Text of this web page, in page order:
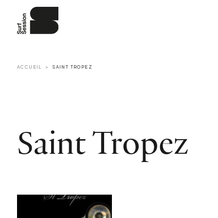
ACCUEIL SAINT TROPEZ
Saint Tropez